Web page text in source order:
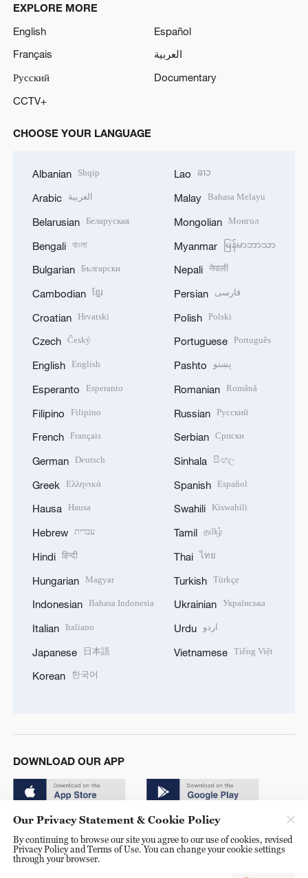
EXPLORE MORE
English
Español
Français
العربية
Русский
Documentary
CCTV+
CHOOSE YOUR LANGUAGE
Albanian Shqip
Arabic العربية
Belarusian Беларуская
Bengali বাংলা
Bulgarian Български
Cambodian ខ្មែរ
Croatian Hrvatski
Czech Český
English English
Esperanto Esperanto
Filipino Filipino
French Français
German Deutsch
Greek Ελληνικά
Hausa Hausa
Hebrew עברית
Hindi हिन्दी
Hungarian Magyar
Indonesian Bahasa Indonesia
Italian Italiano
Japanese 日本語
Korean 한국어
Lao ລາວ
Malay Bahasa Melayu
Mongolian Монгол
Myanmar မြန်မာဘာသာ
Nepali नेपाली
Persian فارسی
Polish Polski
Portuguese Português
Pashto پښتو
Romanian Română
Russian Русский
Serbian Српски
Sinhala සිංහල
Spanish Español
Swahili Kiswahili
Tamil தமிழ்
Thai ไทย
Turkish Türkçe
Ukrainian Українська
Urdu اردو
Vietnamese Tiếng Việt
DOWNLOAD OUR APP
© China Radio International.CRI. All Rights Reserved. 16A
Our Privacy Statement & Cookie Policy
By continuing to browse our site you agree to our use of cookies, revised
Privacy Policy and Terms of Use. You can change your cookie settings
through your browser.